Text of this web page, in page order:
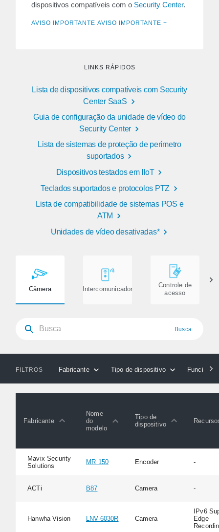
dispositivos compatíveis com o Security Center.
AVISO IMPORTANTE AVISO IMPORTANTE +
LINKS RÁPIDOS
Lista de dispositivos compatíveis com Security
Center SaaS
Guia de configuração da unidade de vídeo do
Security Center
Lista de sistemas de proteção de perímetro
suportados
Dispositivos testados em IIoT
Teclados suportados e protocolos PTZ
Lista de compatibilidade de sistemas POS e
ATM
Unidades de vídeo desativadas*
Câmera Intercomunicador
Controle de
acesso
Busca
FILTROS Fabricante Tipo de dispositivo
Fabricante
Nome
do
modelo
Tipo de
dispositivo
Mavix Security
Solutions
MR 150 Encoder -
ACTi B87 Camera -
Hanwha Vision LNV-6030R Camera
IPv6
Edge